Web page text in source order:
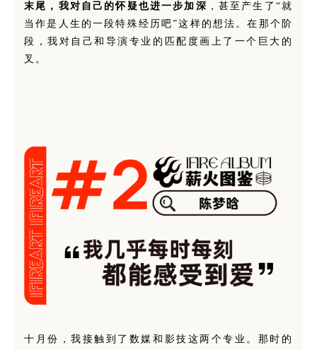
末尾，我对自己的怀疑也进一步加深 ，甚至产生了“就
当作是人生的一段特殊经历吧”这样的想法。在那个阶
段，我对自己和导演专业的匹配度画上了一个巨大的
叉。
十月份，我接触到了数媒和影技这两个专业。那时的